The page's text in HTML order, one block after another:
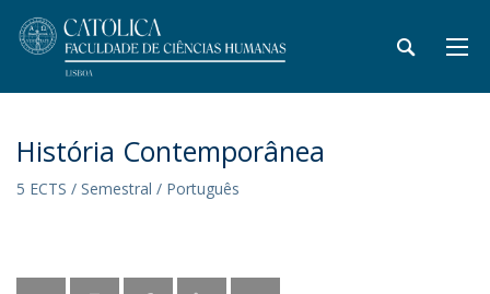
História Contemporânea
5 ECTS / Semestral / Português